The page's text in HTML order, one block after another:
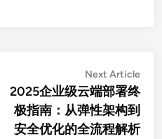
Next Article
2025企业级云端部署终
极指南：从弹性架构到
安全优化的全流程解析